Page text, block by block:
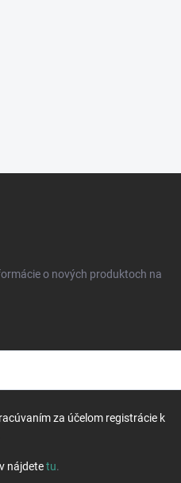
o nových produktoch na
za účelom registrácie k
nájdetetu.